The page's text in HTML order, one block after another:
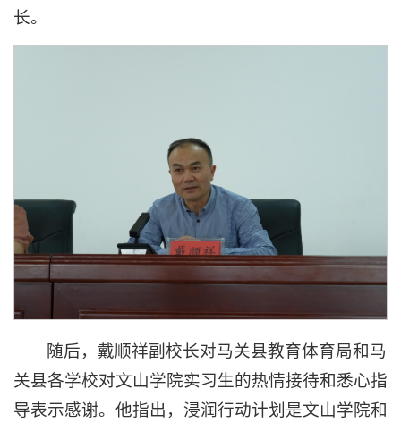
长。
随后，戴顺祥副校长对马关县教育体育局和马
关县各学校对文山学院实习生的热情接待和悉心指
导表示感谢。他指出，浸润行动计划是文山学院和